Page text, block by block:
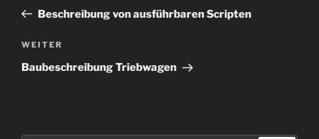
Beitrag
Beschreibung von ausführbaren Scripten
Nächster
Beitrag
WEITER
Baubeschreibung Triebwagen